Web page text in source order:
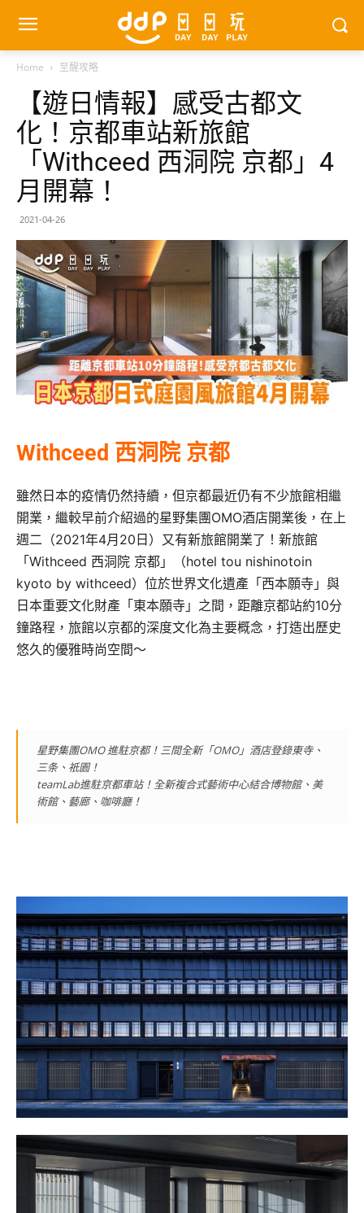
Home 至醒攻略
【遊日情報】感受古都文
化！京都車站新旅館
「Withceed 西洞院 京都」4
月開幕！
2021-04-26
Withceed 西洞院 京都
雖然日本的疫情仍然持續，但京都最近仍有不少旅館相繼
開業，繼較早前介紹過的星野集團OMO酒店開業後，在上
週二（2021年4月20日）又有新旅館開業了！新旅館
「Withceed 西洞院 京都」（hotel tou nishinotoin
kyoto by withceed）位於世界文化遺產「西本願寺」與
日本重要文化財產「東本願寺」之間，距離京都站約10分
鐘路程，旅館以京都的深度文化為主要概念，打造出歷史
悠久的優雅時尚空間～
星野集團OMO 進駐京都！三間全新「OMO」酒店登錄東寺、
三条、祇園！
teamLab進駐京都車站！全新複合式藝術中心結合博物館、美
術館、藝廊、咖啡廳！